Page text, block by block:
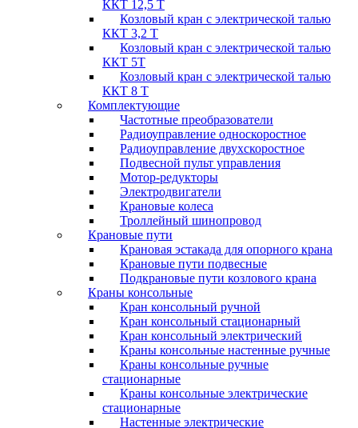
ККТ 12,5 Т
Козловый кран с электрической талью
ККТ 3,2 Т
Козловый кран с электрической талью
ККТ 5Т
Козловый кран с электрической талью
ККТ 8 Т
Комплектующие
Частотные преобразователи
Радиоуправление односкоростное
Радиоуправление двухскоростное
Подвесной пульт управления
Мотор-редукторы
Электродвигатели
Крановые колеса
Троллейный шинопровод
Крановые пути
Крановая эстакада для опорного крана
Крановые пути подвесные
Подкрановые пути козлового крана
Краны консольные
Кран консольный ручной
Кран консольный стационарный
Кран консольный электрический
Краны консольные настенные ручные
Краны консольные ручные
стационарные
Краны консольные электрические
стационарные
Настенные электрические